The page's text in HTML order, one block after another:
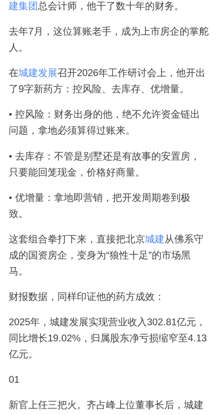
建集团总会计师，他干了数十年的财务。
去年7月，这位算账老手，成为上市房企的掌舵
人。
在城建发展召开2026年工作研讨会上，他开出
了9字新药方：控风险、去库存、优增量。
• 控风险：财务出身的他，绝不允许资金链出
问题，拿地必须算得过账来。
• 去库存：不管是别墅还是有故事的安置房，
只要能回笼现金，价格好商量。
• 优增量：拿地即营销，把开发周期卷到极
致。
这套组合拳打下来，直接把北京城建从佛系守
成的国资房企，变身为“狼性十足”的市场黑
马。
财报数据，同样印证他的药方成效：
2025年，城建发展实现营业收入302.81亿元，
同比增长19.02%，归属股东净亏损缩窄至4.13
亿元。
01
新官上任三把火。齐占峰上位董事长后，城建